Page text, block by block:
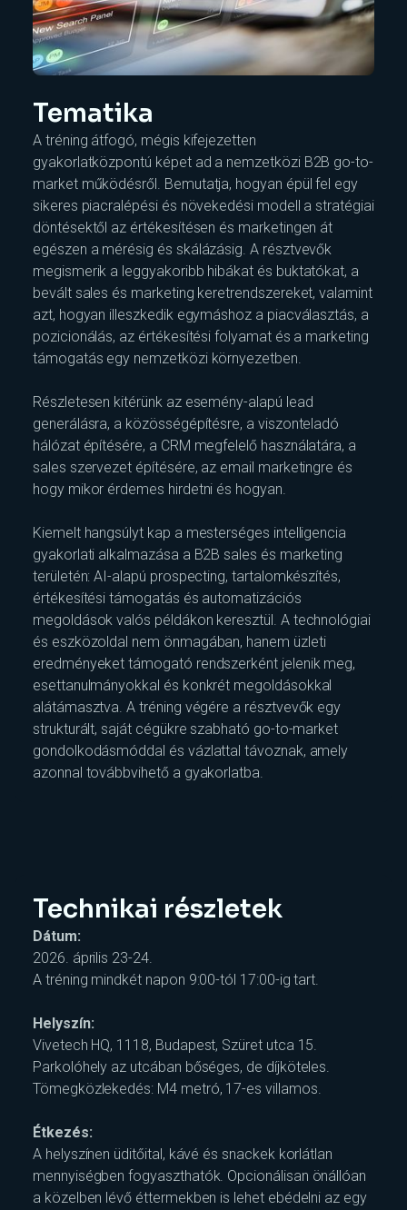
Tematika
A tréning átfogó, mégis kifejezetten
gyakorlatközpontú képet ad a nemzetközi B2B go-to-
market működésről. Bemutatja, hogyan épül fel egy
sikeres piacralépési és növekedési modell a stratégiai
döntésektől az értékesítésen és marketingen át
egészen a mérésig és skálázásig. A résztvevők
megismerik a leggyakoribb hibákat és buktatókat, a
bevált sales és marketing keretrendszereket, valamint
azt, hogyan illeszkedik egymáshoz a piacválasztás, a
pozicionálás, az értékesítési folyamat és a marketing
támogatás egy nemzetközi környezetben.
Részletesen kitérünk az esemény-alapú lead
generálásra, a közösségépítésre, a viszonteladó
hálózat építésére, a CRM megfelelő használatára, a
sales szervezet építésére, az email marketingre és
hogy mikor érdemes hirdetni és hogyan.
Kiemelt hangsúlyt kap a mesterséges intelligencia
gyakorlati alkalmazása a B2B sales és marketing
területén: AI-alapú prospecting, tartalomkészítés,
értékesítési támogatás és automatizációs
megoldások valós példákon keresztül. A technológiai
és eszközoldal nem önmagában, hanem üzleti
eredményeket támogató rendszerként jelenik meg,
esettanulmányokkal és konkrét megoldásokkal
alátámasztva. A tréning végére a résztvevők egy
strukturált, saját cégükre szabható go-to-market
gondolkodásmóddal és vázlattal távoznak, amely
azonnal továbbvihető a gyakorlatba.
Technikai részletek
Dátum:
2026. április 23-24.
A tréning mindkét napon 9:00-tól 17:00-ig tart.
Helyszín:
Vivetech HQ, 1118, Budapest, Szüret utca 15.
Parkolóhely az utcában bőséges, de díjköteles.
Tömegközlekedés: M4 metró, 17-es villamos.
Étkezés:
A helyszínen üditőital, kávé és snackek korlátlan
mennyiségben fogyaszthatók. Opcionálisan önállóan
a közelben lévő éttermekben is lehet ebédelni az egy